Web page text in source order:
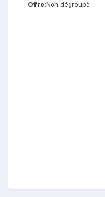
Offre:Non dégroupé